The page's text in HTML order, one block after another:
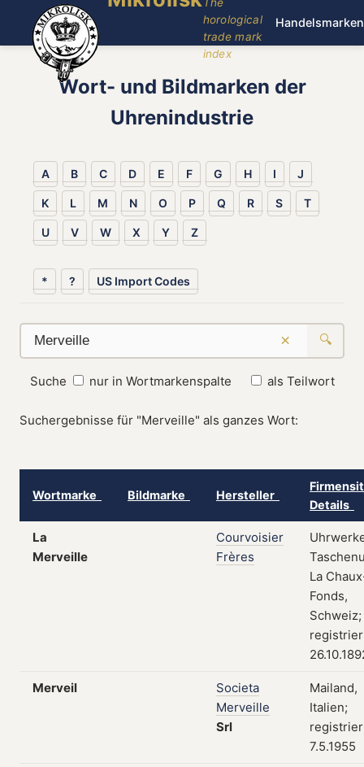
horological
trade mark
index
Handelsmarken
Wort- und Bildmarken der
Uhrenindustrie
A B C D E F G H I J
K L M N O P Q R S T
U V W X Y Z
* ? US Import Codes
× 🔍
Suche nur in Wortmarkenspalte als Teilwort
Suchergebnisse für "Merveille" als ganzes Wort:
Wortmarke Bildmarke Hersteller
Details
La
Merveille
Courvoisier
Frères
La
Fonds,
Schweiz;
Merveil
Societa
Merveille
Srl
Mailand,
Italien;
7.5.1955